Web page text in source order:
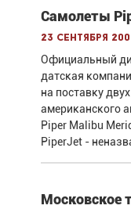
Самолеты
23 сентября
Официальный
датская
на поставку
американского
Piper Malibu
PiperJet -
Московское